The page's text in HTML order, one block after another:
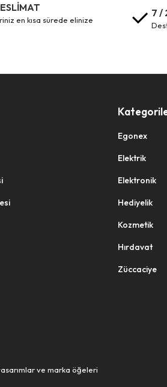
7 /
Egonex
Elektrik
Elektronik
Hediyelik
Kozmetik
Hırdavat
Züccaciye
ve marka öğeleri